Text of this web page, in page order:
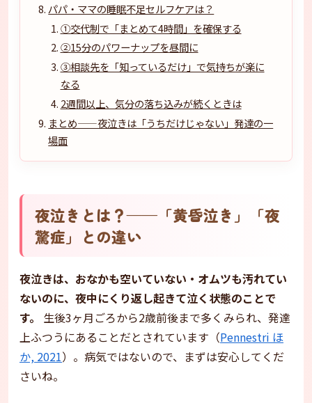
パパ・ママの睡眠不足セルフケアは？
①交代制で「まとめて4時間」を確保する
②15分のパワーナップを昼間に
③相談先を「知っているだけ」で気持ちが楽に
なる
2週間以上、気分の落ち込みが続くときは
まとめ——夜泣きは「うちだけじゃない」発達の一
場面
夜泣きとは？——「黄昏泣き」「夜
驚症」との違い
夜泣きは、おなかも空いていない・オムツも汚れてい
ないのに、夜中にくり返し起きて泣く状態のことで
す。
生後3ヶ月ごろから2歳前後まで多くみられ、発達
上ふつうにあることだとされています（Pennestri ほ
か, 2021）。病気ではないので、まずは安心してくだ
さいね。